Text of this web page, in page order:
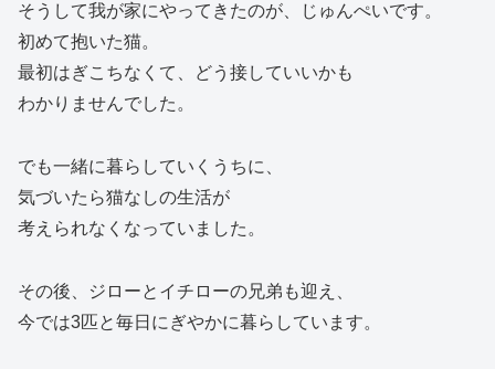
そうして我が家にやってきたのが、じゅんぺいです。
初めて抱いた猫。
最初はぎこちなくて、どう接していいかも
わかりませんでした。
でも一緒に暮らしていくうちに、
気づいたら猫なしの生活が
考えられなくなっていました。
その後、ジローとイチローの兄弟も迎え、
今では3匹と毎日にぎやかに暮らしています。